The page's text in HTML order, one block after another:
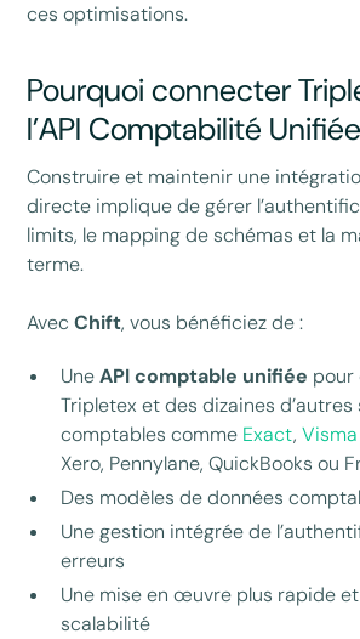
ces optimisations.
Pourquoi connecter
l’API Comptabilité
Construire et maintenir une
directe implique de gérer
limits, le mapping de schémas et la
terme.
AvecChift, vous bénéficiez de :
UneAPI comptable unifiée pour
Tripletex et des dizaines d’autres
comptables comme Exact,
Xero, Pennylane, QuickBooks ou
Des modèles de données
Une gestion intégrée de
erreurs
Une mise en œuvre plus rapide
scalabilité